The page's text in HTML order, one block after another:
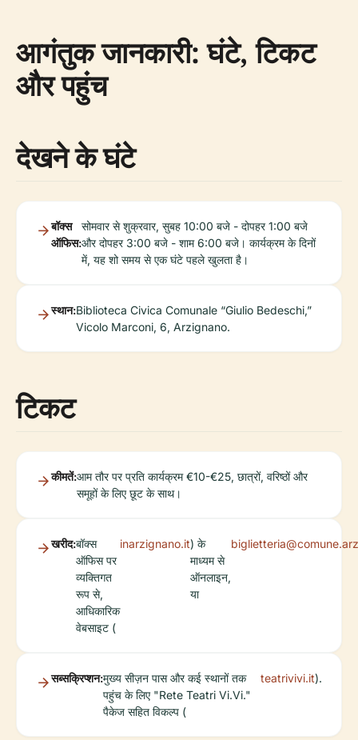
आगंतुक जानकारी: घंटे, टिकट
और पहुंच
देखने के घंटे
बॉक्स
ऑफिस:
सोमवार से शुक्रवार, सुबह 10:00 बजे - दोपहर 1:00 बजे
और दोपहर 3:00 बजे - शाम 6:00 बजे। कार्यक्रम के दिनों
में, यह शो समय से एक घंटे पहले खुलता है।
स्थान:Biblioteca Civica Comunale “Giulio Bedeschi,”
Vicolo Marconi, 6, Arzignano.
टिकट
कीमतें:आम तौर पर प्रति कार्यक्रम €10-€25, छात्रों, वरिष्ठों और
समूहों के लिए छूट के साथ।
खरीद:बॉक्स
ऑफिस पर
व्यक्तिगत
रूप से,
आधिकारिक
वेबसाइट (
inarzignano.it) के
माध्यम से
ऑनलाइन,
या
सब्सक्रिप्शन:मुख्य सीज़न पास और कई स्थानों तक
पहुंच के लिए "Rete Teatri Vi.Vi."
पैकेज सहित विकल्प (
teatrivivi.it).